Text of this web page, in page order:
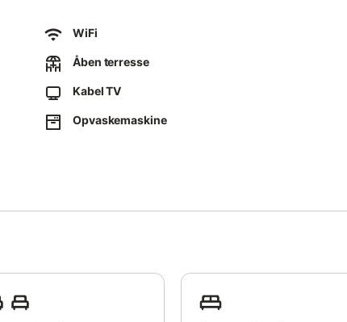
af og nyde måltider ved det lange rustikke bord, omgivet af den
at køle af og nyde de private, naturlige omgivelser.
ligger mindre end 700 m fra ejendommen.
WiFi
Åben terresse
Kabel TV
Opvaskemaskine